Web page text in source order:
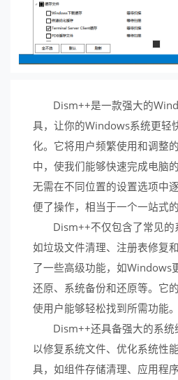
Dism++是一款强大的
具，让你的Windows系统更轻
化。它将用户频繁使用和调整
中，使我们能够快速完成电脑
无需在不同位置的设置选项中
便了操作，相当于一个一站式
Dism++不仅包含了常见的
如垃圾文件清理、注册表修复
了一些高级功能，如Windows
还原、系统备份和还原等。它
使用户能够轻松找到所需功能。
Dism++还具备强大的系
以修复系统文件、优化系统性
具，如组件存储清理、应用程